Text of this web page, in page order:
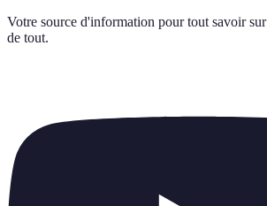
Votre source d'information pour tout savoir sur
de tout.